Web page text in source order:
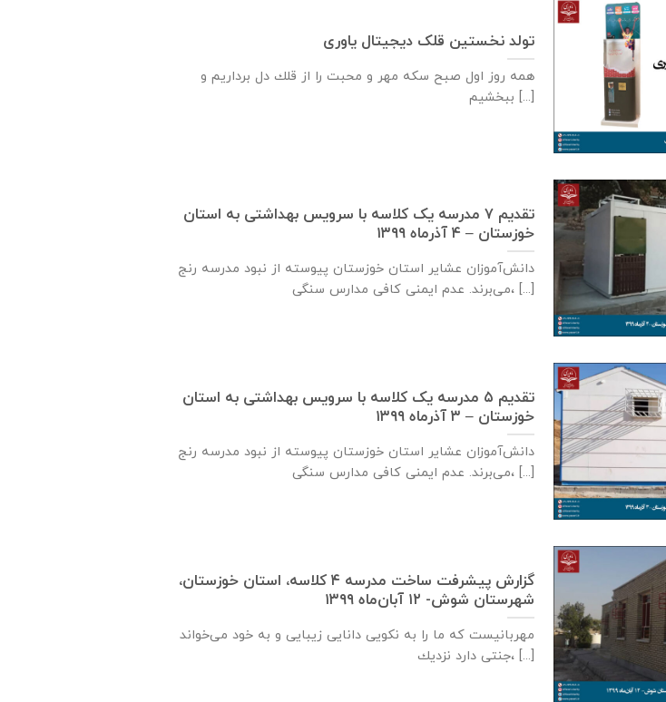
تولد نخستین قلک دیجیتال یاوری
همه روز اول صبح سكه مهر و محبت را از قلك دل برداريم و
ببخشيم [...]
تقدیم ۷ مدرسه یک کلاسه با سرويس بهداشتی به استان
خوزستان – ۴ آذر‌ماه ۱۳۹۹
دانش‌آموزان عشایر استان خوزستان پيوسته از نبود مدرسه رنج
می‌برند. عدم ایمنی کافی مدارس سنگی، [...]
تقدیم ۵ مدرسه یک کلاسه با سرويس بهداشتی به استان
خوزستان – ۳ آذر‌ماه ۱۳۹۹
دانش‌آموزان عشایر استان خوزستان پيوسته از نبود مدرسه رنج
می‌برند. عدم ایمنی کافی مدارس سنگی، [...]
گزارش پیشرفت ساخت مدرسه ٤ كلاسه، استان خوزستان،
شهرستان شوش- ۱۲ آبان‌ماه ۱۳۹۹
مهربانيست كه ما را به نكويی دانايی زيبايی و به خود می‌خواند
جنتی دارد نزديك، [...]